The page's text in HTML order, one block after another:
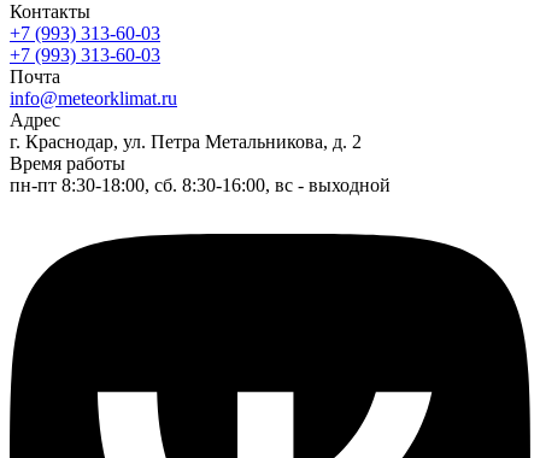
Контакты
+7 (993) 313-60-03
+7 (993) 313-60-03
Почта
info@meteorklimat.ru
Адрес
г. Краснодар, ул. Петра Метальникова, д. 2
Время работы
пн-пт 8:30-18:00, сб. 8:30-16:00, вс - выходной